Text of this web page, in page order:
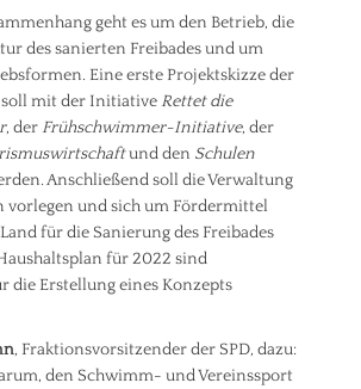
geht es um den Betrieb, die
des sanierten Freibades und um
Eine erste Projektskizze der
mit der Initiative Rettet die
, der Frühschwimmer-Initiative, der
und den Schulen
Anschließend soll die Verwaltung
vorlegen und sich um Fördermittel
für die Sanierung des Freibades
für 2022 sind
die Erstellung eines Konzepts
, Fraktionsvorsitzender der SPD, dazu:
den Schwimm- und Vereinssport